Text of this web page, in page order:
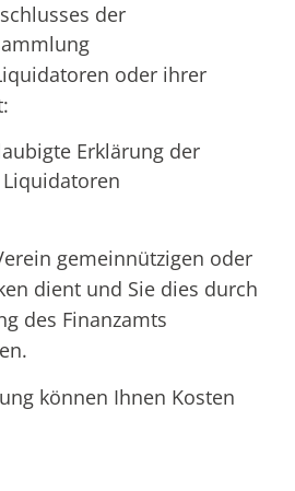
der
oder ihrer
Erklärung der
gemeinnützigen oder
dient und Sie dies durch
des Finanzamts
können Ihnen Kosten